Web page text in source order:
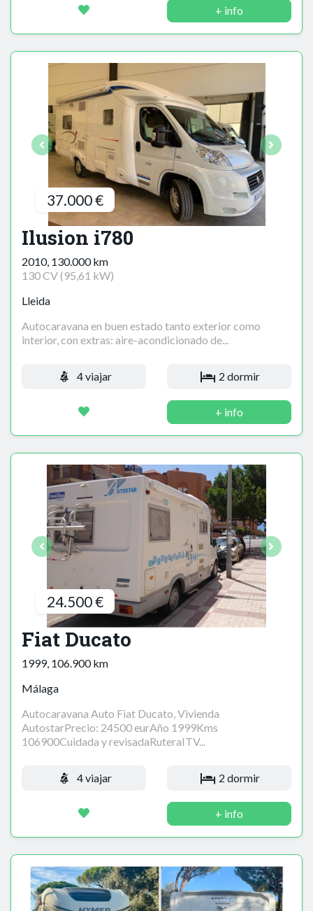
+ info
37.000 €
Ilusion i780
2010, 130.000 km
130 CV (95,61 kW)
Lleida
Autocaravana en buen estado tanto exterior como
interior, con extras: aire-acondicionado de...
4 viajar 2 dormir
+ info
24.500 €
Fiat Ducato
1999, 106.900 km
Málaga
Autocaravana Auto Fiat Ducato, Vivienda
AutostarPrecio: 24500 eurAño 1999Kms
106900Cuidada y revisadaRuteraITV...
4 viajar 2 dormir
+ info